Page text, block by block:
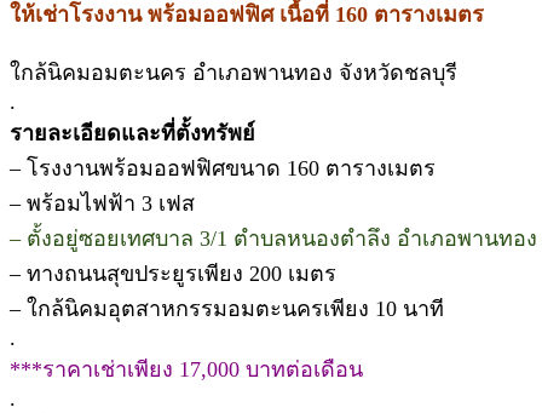
ให้เช่าโรงงาน พร้อมออฟฟิศ เนื้อที่ 160 ตารางเมตร
ใกล้นิคมอมตะนคร อำเภอพานทอง จังหวัดชลบุรี
.
รายละเอียดและที่ตั้งทรัพย์
– โรงงานพร้อมออฟฟิศขนาด 160 ตารางเมตร
– พร้อมไฟฟ้า 3 เฟส
– ตั้งอยู่ซอยเทศบาล 3/1 ตำบลหนองตำลึง อำเภอพานทอ
– ทางถนนสุขประยูรเพียง 200 เมตร
– ใกล้นิคมอุตสาหกรรมอมตะนครเพียง 10 นาที
.
***ราคาเช่าเพียง 17,000 บาทต่อเดือน
.